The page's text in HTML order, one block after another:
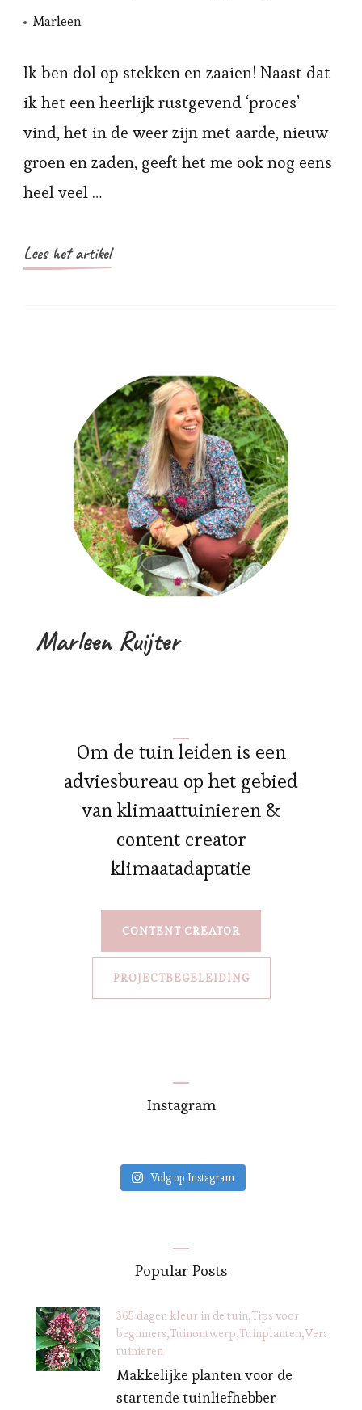
Marleen
Ik ben dol op stekken en zaaien! Naast dat
ik het een heerlijk rustgevend ‘proces’
vind, het in de weer zijn met aarde, nieuw
groen en zaden, geeft het me ook nog eens
heel veel …
Lees het artikel
Marleen Ruijter
Om de tuin leiden is een
adviesbureau op het gebied
van klimaattuinieren &
content creator
klimaatadaptatie
CONTENT CREATOR
PROJECTBEGELEIDING
Instagram
Volg op Instagram
Popular Posts
365 dagen kleur in de tuin Tips voor
beginners Tuinontwerp Tuinplanten
tuinieren
Makkelijke planten voor de
startende tuinliefhebber